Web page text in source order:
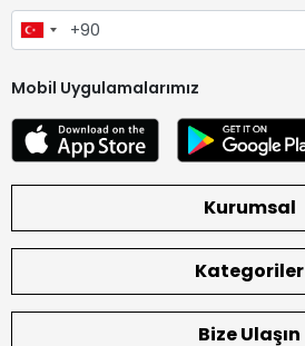
Mobil Uygulamalarımız
Kurumsal
Kategoriler
Bize Ulaşın